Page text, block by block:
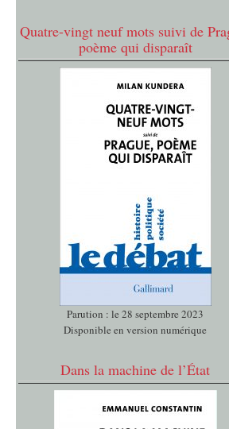
Quatre-vingt neuf mots suivi de
poème qui disparaît
Parution : le 28 septembre 2023
Disponible en version numérique
Dans la machine de l’État